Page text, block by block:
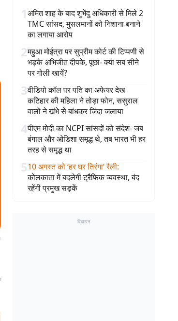
1अमित शाह के बाद शुभेंदु अधिकारी से मिले 2
TMC सांसद, मुसलमानों को निशाना बनाने
का लगाया आरोप
2महुआ मोईत्रा पर सुप्रीम कोर्ट की टिप्पणी से
भड़के अभिजीत दीपके, पूछा- क्या सब सीने
पर गोली खायें?
3वीडियो कॉल पर पति का अफेयर देख
कटिहार की महिला ने तोड़ा फोन, ससुराल
वालों ने खंभे से बांधकर जिंदा जलाया
4पीएम मोदी का NCPI सांसदों को संदेश- जब
बंगाल और ओडिशा समृद्ध थे, तब भारत भी हर
तरह से समृद्ध था
510 अगस्त को ‘हर घर तिरंगा’ रैली:
कोलकाता में बदलेगी ट्रैफिक व्यवस्था, बंद
रहेंगी प्रमुख सड़कें
विज्ञापन